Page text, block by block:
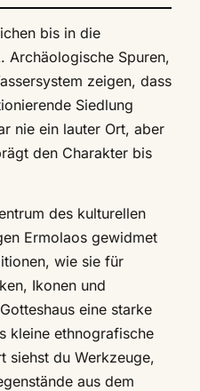
bis in die
Archäologische Spuren,
zeigen, dass
Siedlung
nie ein lauter Ort, aber
den Charakter bis
des kulturellen
Ermolaos gewidmet
wie sie für
Ikonen und
eine starke
kleine ethnografische
siehst du Werkzeuge,
aus dem